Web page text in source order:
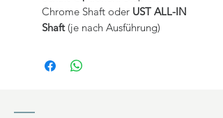
Chrome Shaft oder UST ALL-IN
Shaft(je nach Ausführung)